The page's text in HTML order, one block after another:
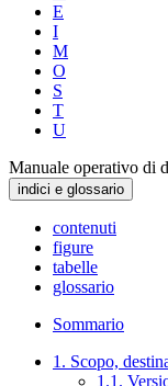
E
I
M
O
S
T
U
Manuale operativo di
indici e glossario
contenuti
figure
tabelle
glossario
Sommario
1. Scopo,
1.1.